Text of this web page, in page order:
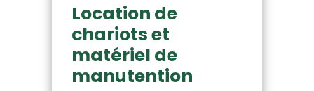
Location de
chariots et
matériel de
manutention